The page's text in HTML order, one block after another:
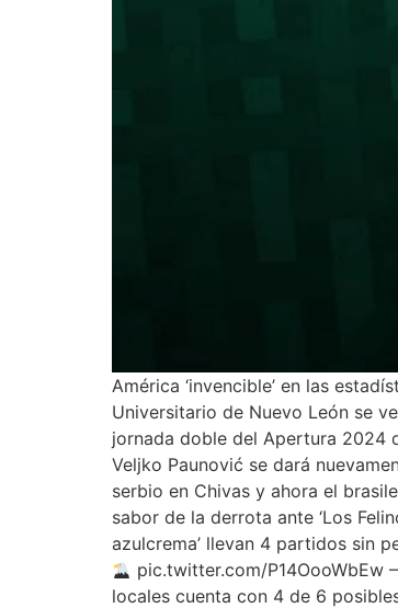
América ‘invencible’ en las
Universitario de Nuevo León se
jornada doble del Apertura 2024
Veljko Paunović se dará
serbio en Chivas y ahora el
sabor de la derrota ante ‘Los
azulcrema’ llevan 4 partidos sin
pic.twitter.com/P14OooWbEw
locales cuenta con 4 de 6